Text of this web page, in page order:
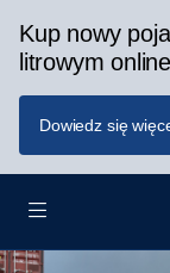
Kup nowy
litrowym
Dowiedz się